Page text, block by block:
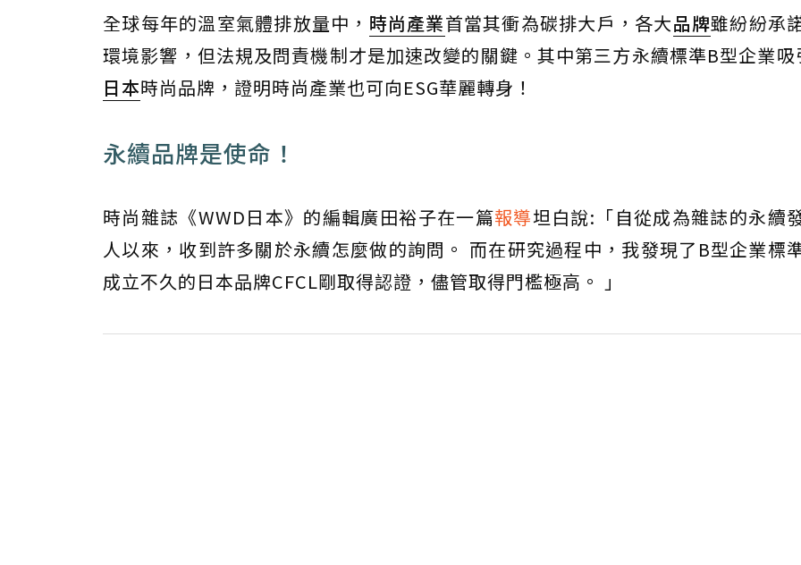
全球每年的溫室氣體排放量中， 時尚產業首當其衝為碳排大戶，各大品牌雖紛紛承
環境影響，但法規及問責機制才是加速改變的關鍵。其中第三方永續標準B型企業
日本時尚品牌，證明時尚產業也可向ESG華麗轉身！
永續品牌是使命！
時尚雜誌《WWD日本》的編輯廣田裕子在一篇報導坦白說:「自從成為雜誌的永續
人以來，收到許多關於永續怎麼做的詢問。 而在研究過程中，我發現了B型企業標
成立不久的日本品牌CFCL剛取得認證，儘管取得門檻極高。 」